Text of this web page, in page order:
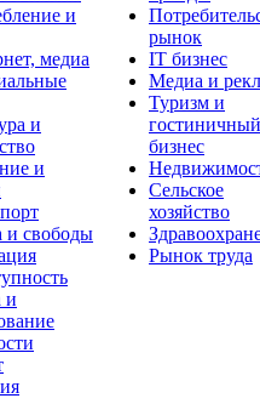
и
медиа
и
и
и свободы
и
рынок
IT бизнес
Медиа и
Туризм и
гостиничный
бизнес
Сельское
хозяйство
Рынок труда